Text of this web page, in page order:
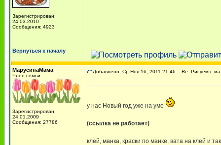
Зарегистрирован:
24.03.2010
Сообщения: 4923
Вернуться к началу
МарусинаМама
Член семьи
Зарегистрирован:
24.01.2009
Сообщения: 27786
Добавлено: Ср Ноя 16, 2011 21:46 Re: Рисуем с
у нас Новый год уже на уме
(ссылка не работает)
клей, манка, краски по манке, вата на клей и